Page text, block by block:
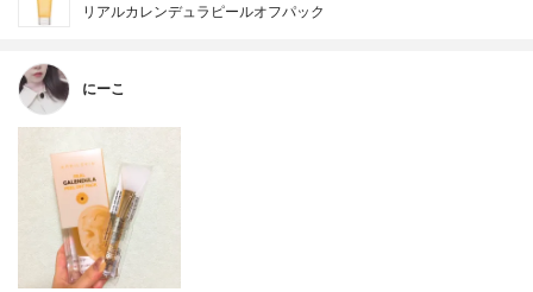
リアルカレンデュラピールオフパック
にーこ